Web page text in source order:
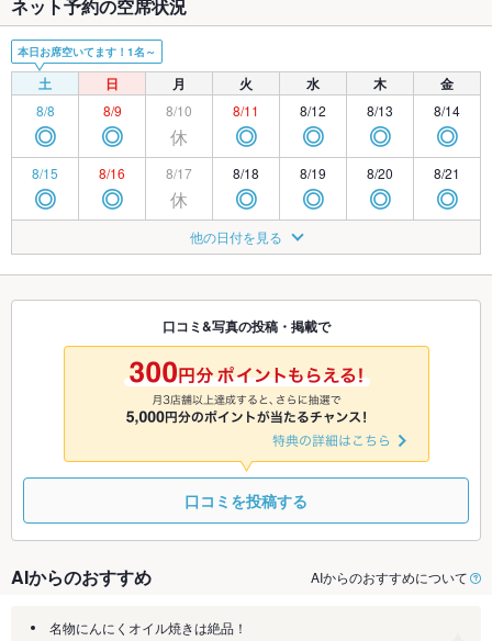
ネット予約の空席状況
本日お席空いてます！1名～
土 日 月 火 水 木 金
8/8
◎
8/9
◎
8/10
休
8/11
◎
8/12
◎
8/13
◎
8/14
◎
8/15
◎
8/16
◎
8/17
休
8/18
◎
8/19
◎
8/20
◎
8/21
◎
◎ ◎
8/24
休
8/25
◎
8/26
◎ ◎ ◎
8/29 8/30 8/31
休
9/1
◎
9/2
◎
9/3 9/4
9/7
休 ◎ ◎ ◎
他の日付を見る
口コミ&写真の投稿・掲載で
口コミを投稿する
AIからのおすすめ AIからのおすすめについて
名物にんにくオイル焼きは絶品！